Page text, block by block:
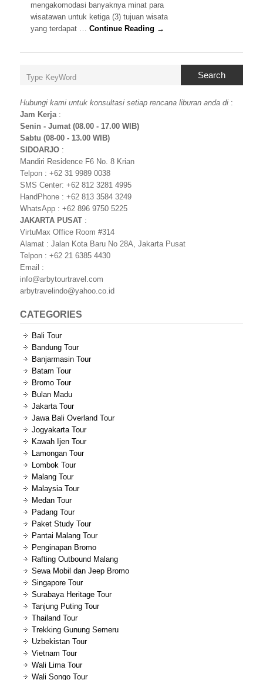
mengakomodasi banyaknya minat para
wisatawan untuk ketiga (3) tujuan wisata
yang terdapat …Continue Reading →
Search
Hubungi kami untuk konsultasi setiap rencana liburan anda di :
Jam Kerja:
Senin - Jumat (08.00 - 17.00 WIB)
Sabtu (08-00 - 13.00 WIB)
SIDOARJO :
Mandiri Residence F6 No. 8 Krian
Telpon : +62 31 9989 0038
SMS Center: +62 812 3281 4995
HandPhone : +62 813 3584 3249
WhatsApp : +62 896 9750 5225
JAKARTA PUSAT :
VirtuMax Office Room #314
Alamat : Jalan Kota Baru No 28A, Jakarta Pusat
Telpon : +62 21 6385 4430
Email :
info@arbytourtravel.com
arbytravelindo@yahoo.co.id
CATEGORIES
Bali Tour
Bandung Tour
Banjarmasin Tour
Batam Tour
Bromo Tour
Bulan Madu
Jakarta Tour
Jawa Bali Overland Tour
Jogyakarta Tour
Kawah Ijen Tour
Lamongan Tour
Lombok Tour
Malang Tour
Malaysia Tour
Medan Tour
Padang Tour
Paket Study Tour
Pantai Malang Tour
Penginapan Bromo
Rafting Outbound Malang
Sewa Mobil dan Jeep Bromo
Singapore Tour
Surabaya Heritage Tour
Tanjung Puting Tour
Thailand Tour
Trekking Gunung Semeru
Uzbekistan Tour
Vietnam Tour
Wali Lima Tour
Wali Songo Tour